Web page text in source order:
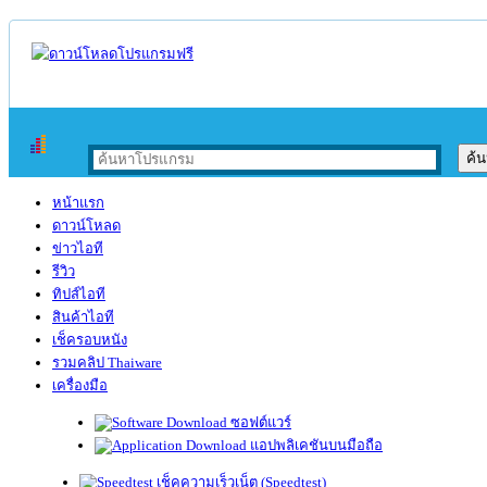
หน้าแรก
ดาวน์โหลด
ข่าวไอที
รีวิว
ทิปส์ไอที
สินค้าไอที
เช็ครอบหนัง
รวมคลิป Thaiware
เครื่องมือ
ซอฟต์แวร์
แอปพลิเคชันบนมือถือ
เช็คความเร็วเน็ต (Speedtest)